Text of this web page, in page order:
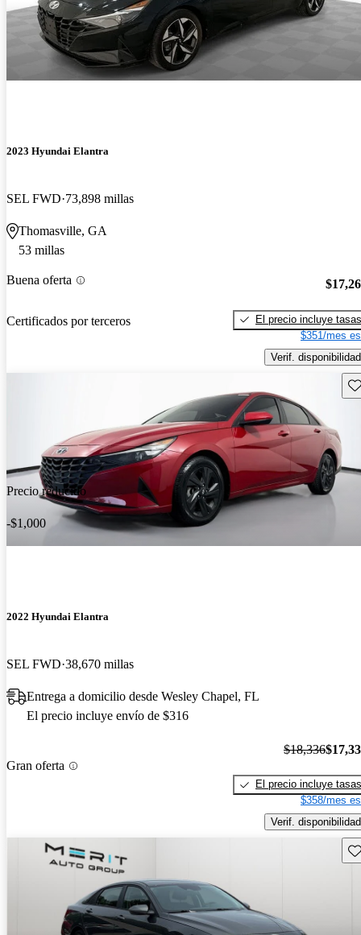
2023 Hyundai Elantra
SEL FWD 73,898 millas
Thomasville, GA
53 millas
Buena oferta
Certificados por terceros
El precio incluye tasas
$351/mes
Verif. disponibilidad
Precio reducido
-$1,000
2022 Hyundai Elantra
SEL FWD 38,670 millas
Entrega a domicilio desde Wesley Chapel, FL
El precio incluye envío de $316
Gran oferta
$18,336
El precio incluye tasas
$358/mes
Verif. disponibilidad